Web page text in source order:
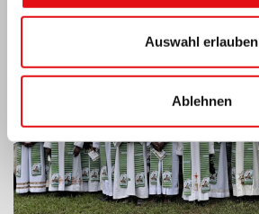
Auswahl erlauben
Ablehnen